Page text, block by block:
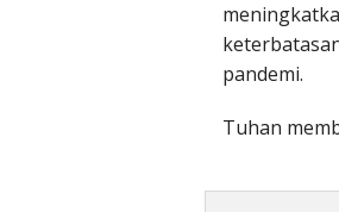
pandemi.
Tuhan